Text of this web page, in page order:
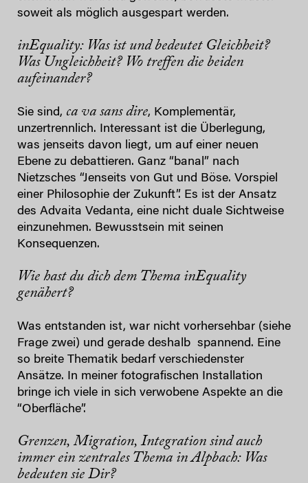
soweit als möglich ausgespart werden.
inEquality: Was ist und bedeutet Gleichheit?
Was Ungleichheit? Wo treffen die beiden
aufeinander?
Sie sind, ca va sans dire, Komplementär,
unzertrennlich. Interessant ist die Überlegung,
was jenseits davon liegt, um auf einer neuen
Ebene zu debattieren. Ganz “banal” nach
Nietzsches “Jenseits von Gut und Böse. Vorspiel
einer Philosophie der Zukunft”. Es ist der Ansatz
des Advaita Vedanta, eine nicht duale Sichtweise
einzunehmen. Bewusstsein mit seinen
Konsequenzen.
Wie hast du dich dem Thema inEquality
genähert?
Was entstanden ist, war nicht vorhersehbar (siehe
Frage zwei) und gerade deshalb spannend. Eine
so breite Thematik bedarf verschiedenster
Ansätze. In meiner fotografischen Installation
bringe ich viele in sich verwobene Aspekte an die
“Oberfläche”.
Grenzen, Migration, Integration sind auch
immer ein zentrales Thema in Alpbach: Was
bedeuten sie Dir?